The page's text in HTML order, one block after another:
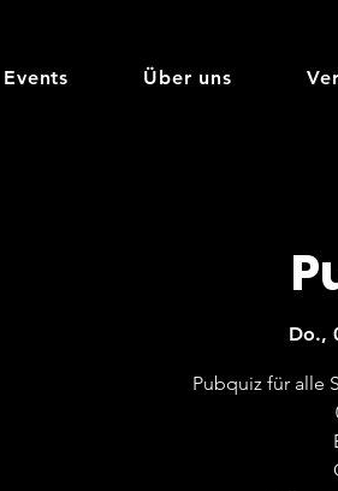
Events Über uns
Do.,
Pubquiz für alle